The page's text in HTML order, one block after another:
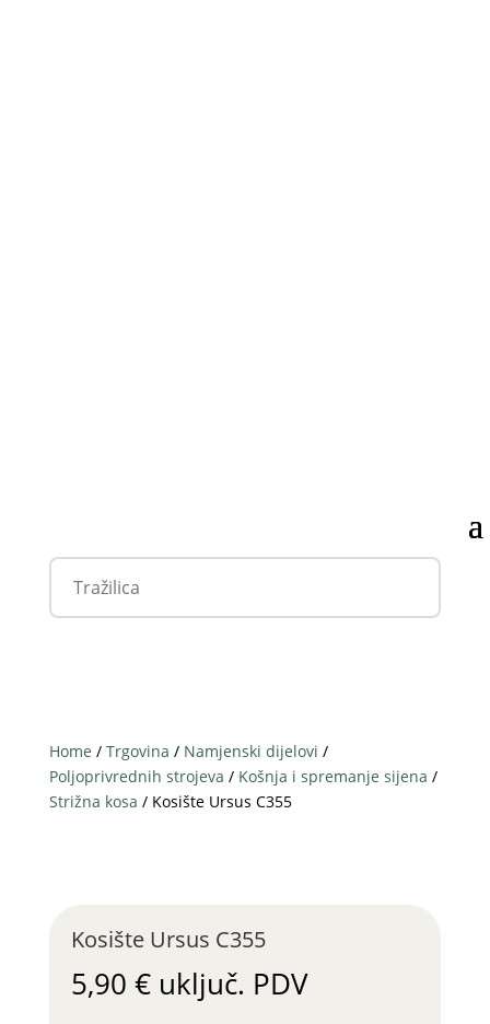
Home / Trgovina / Namjenski dijelovi /
Poljoprivrednih strojeva / Košnja i spremanje sijena /
Strižna kosa / Kosište Ursus C355
Kosište Ursus C355
5,90 € uključ. PDV